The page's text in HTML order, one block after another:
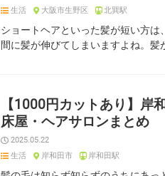
生活
大阪市生野区 北巽駅
ショートヘアといった髪が短い方は
間に髪が伸びてしまいますよね。
【1000円カットあり】岸
床屋・ヘアサロンまとめ
2025.05.22
生活
岸和田市 岸和田駅